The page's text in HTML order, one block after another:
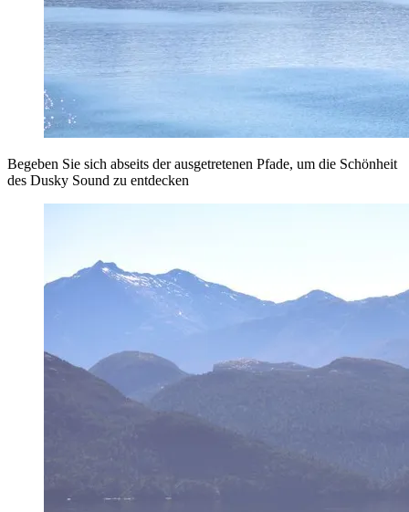
Begeben Sie sich abseits der ausgetretenen Pfade, um die Schönheit
des Dusky Sound zu entdecken